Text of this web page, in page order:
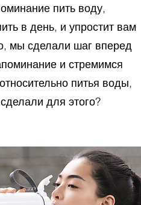
пить воду,
в день, и упростит вам
мы сделали шаг вперед
и стремимся
питья воды,
для этого?